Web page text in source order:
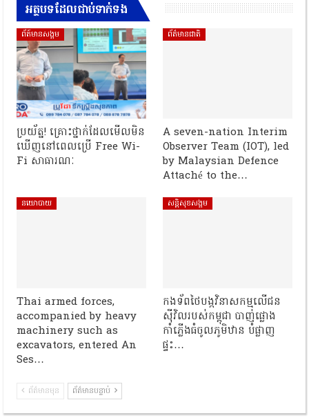
អត្ថបទដែលជាប់ទាក់ទង
ព័ត៍មានសង្គម
ប្រយ័ត្ន! គ្រោះថ្នាក់ដែលមើលមិន
ឃើញនៅពេលប្រើ Free Wi-
Fi សាធារណៈ
ព័ត៌មានជាតិ
A seven-nation Interim
Observer Team (IOT), led
by Malaysian Defence
Attaché to the…
នយោបាយ
Thai armed forces,
accompanied by heavy
machinery such as
excavators, entered An
Ses…
សន្តិសុខសង្គម
កងទ័ពថៃបង្កវិនាសកម្មលើជន
ស៊ីវិលរបស់កម្ពុជា បាញ់ផ្លោង
កាំភ្លើងធំចូលភូមិឋាន បំផ្លាញ
ផ្ទះ…
ព័ត៌មានមុន ព័ត៌មានបន្ទាប់